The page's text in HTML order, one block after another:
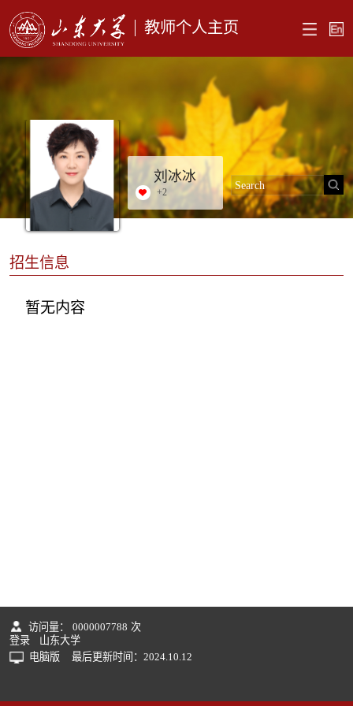
教师个人主页
刘冰冰
+2
招生信息
暂无内容
访问量： 0000007788 次
登录
山东大学
电脑版
最后更新时间： 2024.10.12